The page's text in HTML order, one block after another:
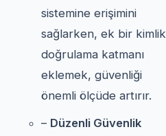
sistemine erişimini
sağlarken, ek bir kimlik
doğrulama katmanı
eklemek, güvenliği
önemli ölçüde artırır.
– Düzenli Güvenlik